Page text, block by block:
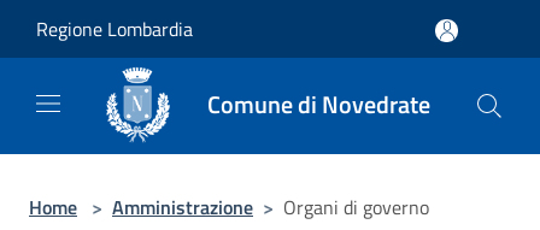
Regione Lombardia
Comune di Novedrate
Home > Amministrazione > Organi di governo